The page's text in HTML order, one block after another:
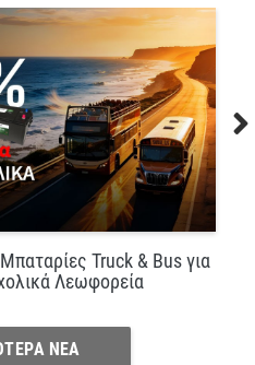
Truck & Bus για
Λεωφορεία
ΝΕΑ